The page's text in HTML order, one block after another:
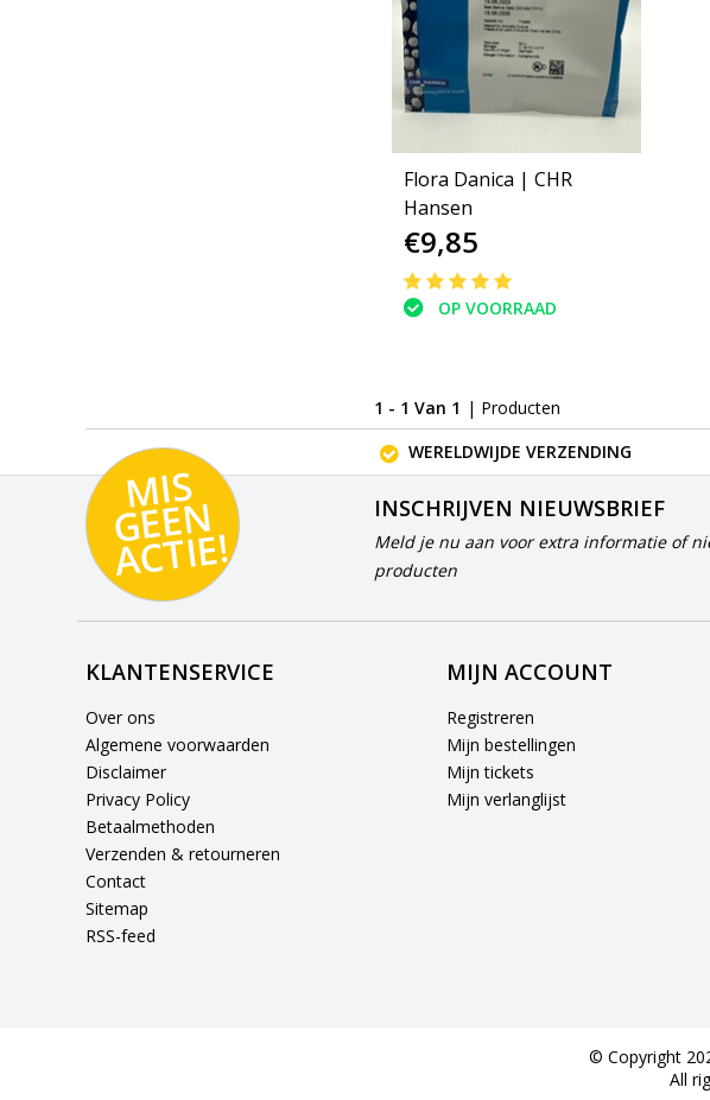
Flora Danica | CHR
Hansen
€9,85
OP VOORRAAD
1 - 1 Van 1 | Producten
WERELDWIJDE VERZENDING
MI
S
G
E
E
N
A
C
TI
E!
INSCHRIJVEN NIEUWSBRIEF
Meld je nu aan voor extra informatie of
producten
KLANTENSERVICE
Over ons
Algemene voorwaarden
Disclaimer
Privacy Policy
Betaalmethoden
Verzenden & retourneren
Contact
Sitemap
RSS-feed
MIJN ACCOUNT
Registreren
Mijn bestellingen
Mijn tickets
Mijn verlanglijst
© Copyright
All